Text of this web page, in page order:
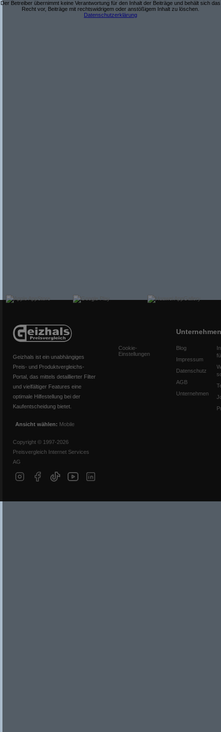
Der Betreiber übernimmt keine Verantwortung für den Inhalt der Beiträge und behält sich das
Recht vor, Beiträge mit rechtswidrigem oder anstößigem Inhalt zu löschen.
Datenschutzerklärung
Geizhals ist ein unabhängiges
Preis- und Produktvergleichs-
Portal, das mittels detaillierter Filter
und vielfältiger Features eine
optimale Hilfestellung bei der
Kaufentscheidung bietet.
Ansicht wählen: Mobile
Copyright © 1997-2026
Preisvergleich Internet Services
AG
Cookie-
Einstellungen
Unternehmen
Blog
Impressum
Datenschutz
AGB
Unternehmen